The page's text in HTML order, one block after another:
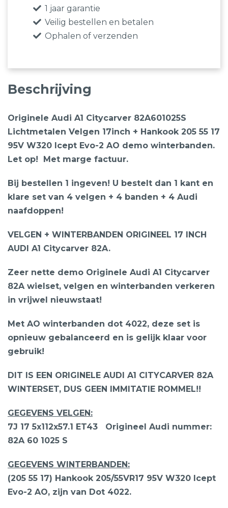
1 jaar garantie
Veilig bestellen en betalen
Ophalen of verzenden
Beschrijving
Originele Audi A1 Citycarver 82A601025S
Lichtmetalen Velgen 17inch + Hankook 205 55 17
95V W320 Icept Evo-2 AO demo winterbanden.
Let op! Met marge factuur.
Bij bestellen 1 ingeven! U bestelt dan 1 kant en
klare set van 4 velgen + 4 banden + 4 Audi
naafdoppen!
VELGEN + WINTERBANDEN ORIGINEEL 17 INCH
AUDI A1 Citycarver 82A.
Zeer nette demo Originele Audi A1 Citycarver
82A wielset, velgen en winterbanden verkeren
in vrijwel nieuwstaat!
Met AO winterbanden dot 4022, deze set is
opnieuw gebalanceerd en is gelijk klaar voor
gebruik!
DIT IS EEN ORIGINELE AUDI A1 CITYCARVER 82A
WINTERSET, DUS GEEN IMMITATIE ROMMEL!!
GEGEVENS VELGEN:
7J 17 5x112x57.1 ET43 Origineel Audi nummer:
82A 60 1025 S
GEGEVENS WINTERBANDEN:
(205 55 17) Hankook 205/55VR17 95V W320 Icept
Evo-2 AO, zijn van Dot 4022.